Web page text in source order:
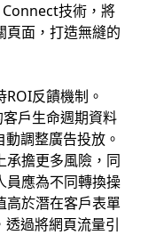
技術，將
頁面，打造無縫的
反饋機制。
戶生命週期資料
調整廣告投放。
承擔更多風險，同
員應為不同轉換操
高於潛在客戶表單
過將網頁流量引